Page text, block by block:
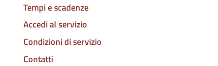
Tempi e scadenze
Accedi al servizio
Condizioni di servizio
Contatti